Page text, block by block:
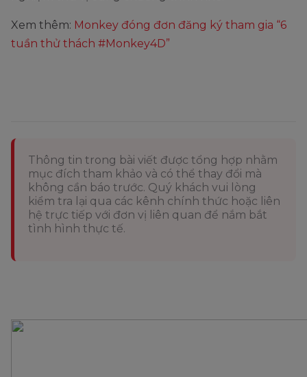
Xem thêm: Monkey đóng đơn đăng ký tham gia “6
tuần thử thách #Monkey4D”
Thông tin trong bài viết được tổng hợp nhằm
mục đích tham khảo và có thể thay đổi mà
không cần báo trước. Quý khách vui lòng
kiểm tra lại qua các kênh chính thức hoặc liên
hệ trực tiếp với đơn vị liên quan để nắm bắt
tình hình thực tế.